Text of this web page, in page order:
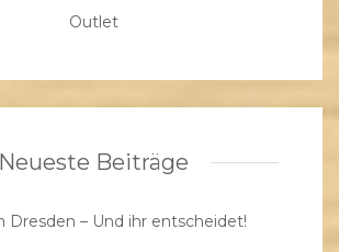
Outlet
Neueste Beiträge
Dresden – Und ihr entscheidet!